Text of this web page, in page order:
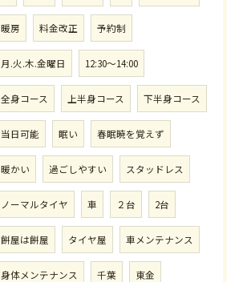
暖房 料金改正 予約制
月.火.木.金曜日 12:30〜14:00
全身コース 上半身コース 下半身コース
当日可能 眠い 春眠暁を覚えず
暖かい 過ごしやすい スタッドレス
ノーマルタイヤ 車 ２台 2台
餅屋は餅屋 タイヤ屋 車メンテナンス
身体メンテナンス 千葉 東金